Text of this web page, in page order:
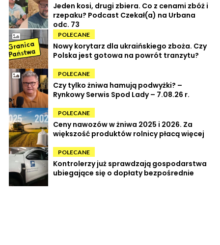
Jeden kosi, drugi zbiera. Co z cenami zbóż i
rzepaku? Podcast Czekał(a) na Urbana
odc. 73
POLECANE
Nowy korytarz dla ukraińskiego zboża. Czy
Polska jest gotowa na powrót tranzytu?
POLECANE
Czy tylko żniwa hamują podwyżki? –
Rynkowy Serwis Spod Lady – 7.08.26 r.
POLECANE
Ceny nawozów w żniwa 2025 i 2026. Za
większość produktów rolnicy płacą więcej
POLECANE
Kontrolerzy już sprawdzają gospodarstwa
ubiegające się o dopłaty bezpośrednie